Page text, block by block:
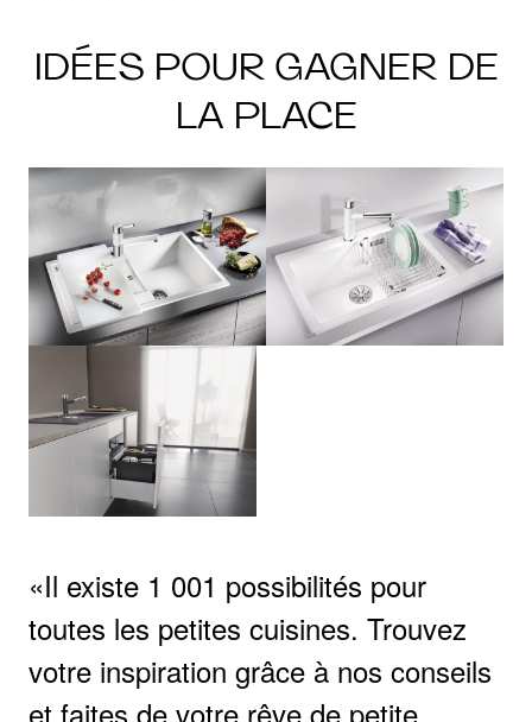
IDÉES POUR GAGNER DE
LA PLACE
Il existe 1 001 possibilités pour
toutes les petites cuisines. Trouvez
votre inspiration grâce à nos conseils
et faites de votre rêve de petite